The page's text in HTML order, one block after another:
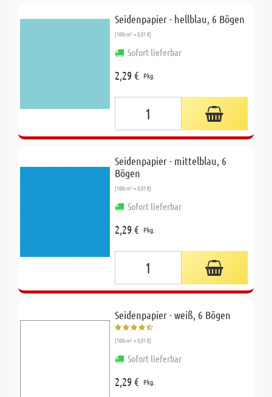
Seidenpapier - hellblau, 6 Bögen
(100cm² = 0,01 €)
Sofort lieferbar
2,29 € Pkg.
Seidenpapier - mittelblau, 6
Bögen
(100cm² = 0,01 €)
Sofort lieferbar
2,29 € Pkg.
Seidenpapier - weiß, 6 Bögen
(100cm² = 0,01 €)
Sofort lieferbar
2,29 € Pkg.